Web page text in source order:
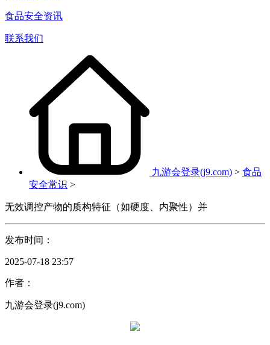
食品安全资讯
联系我们
九游会登录(j9.com) > 食品
安全常识 >
无效调控产物的质构特征（如硬度、内聚性）并
发布时间：
2025-07-18 23:57
作者：
九游会登录(j9.com)